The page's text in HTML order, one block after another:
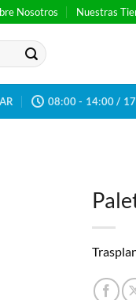
Nosotros Nuestras
08:00 - 14:00 /